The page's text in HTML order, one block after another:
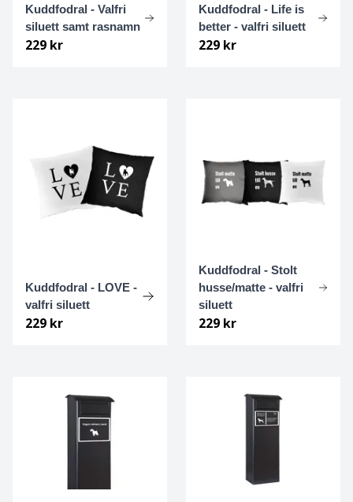
Kuddfodral - Valfri
siluett samt rasnamn
229 kr
Kuddfodral - Life is
better - valfri siluett
229 kr
Kuddfodral - LOVE -
valfri siluett
229 kr
Kuddfodral - Stolt
husse/matte - valfri
siluett
229 kr
Irländsk terrier
Italiensk Vinthund
Jack Russell terrier
Jämthund
Karelsk Björnhund